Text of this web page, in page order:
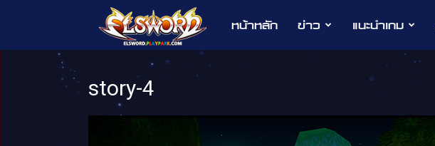
Elsword
หน้าหลัก ข่าว แนะนำเกม
story-4